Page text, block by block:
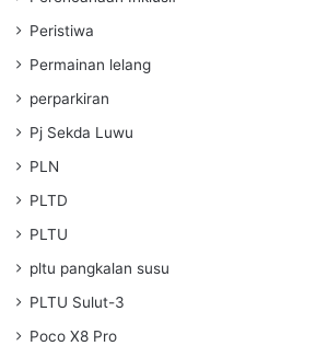
Peristiwa
Permainan lelang
perparkiran
Pj Sekda Luwu
PLN
PLTD
PLTU
pltu pangkalan susu
PLTU Sulut-3
Poco X8 Pro